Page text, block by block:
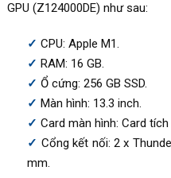
GPU (Z124000DE) như sau:
CPU: Apple M1.
RAM: 16 GB.
Ổ cứng: 256 GB SSD.
Màn hình: 13.3 inch.
Card màn hình: Card
Cổng kết nối: 2 x
mm.